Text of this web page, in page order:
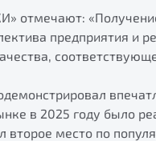
отмечают:
предприятия и
в 2025 году было
второе место по